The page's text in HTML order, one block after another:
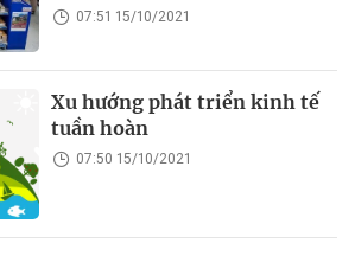
07:51 15/10/2021
Xu hướng phát triển kinh tế
tuần hoàn
07:50 15/10/2021